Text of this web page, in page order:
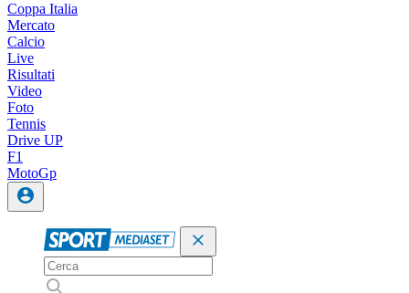
Coppa Italia
Mercato
Calcio
Live
Risultati
Video
Foto
Tennis
Drive UP
F1
MotoGp